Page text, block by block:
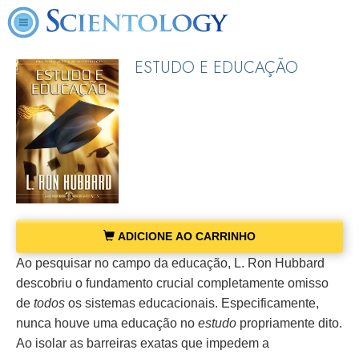
ESTUDO E EDUCAÇÃO
ADICIONE AO CARRINHO
Ao pesquisar no campo da educação, L. Ron Hubbard
descobriu o fundamento crucial completamente omisso
de todos os sistemas educacionais. Especificamente,
nunca houve uma educação no estudo propriamente dito.
Ao isolar as barreiras exatas que impedem a